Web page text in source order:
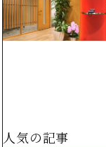
人気の記事